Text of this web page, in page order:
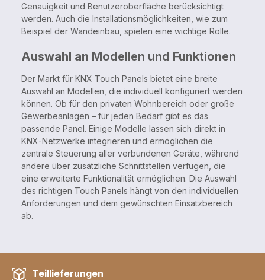
Genauigkeit und Benutzeroberfläche berücksichtigt
werden. Auch die Installationsmöglichkeiten, wie zum
Beispiel der Wandeinbau, spielen eine wichtige Rolle.
Auswahl an Modellen und Funktionen
Der Markt für KNX Touch Panels bietet eine breite
Auswahl an Modellen, die individuell konfiguriert werden
können. Ob für den privaten Wohnbereich oder große
Gewerbeanlagen – für jeden Bedarf gibt es das
passende Panel. Einige Modelle lassen sich direkt in
KNX-Netzwerke integrieren und ermöglichen die
zentrale Steuerung aller verbundenen Geräte, während
andere über zusätzliche Schnittstellen verfügen, die
eine erweiterte Funktionalität ermöglichen. Die Auswahl
des richtigen Touch Panels hängt von den individuellen
Anforderungen und dem gewünschten Einsatzbereich
ab.
Teillieferungen